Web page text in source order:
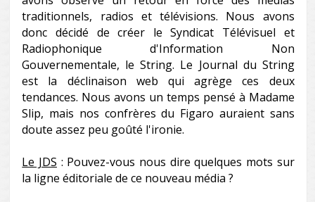
traditionnels, radios et télévisions. Nous avons
donc décidé de créer le Syndicat Télévisuel et
Radiophonique d'Information Non
Gouvernementale, le String. Le Journal du String
est la déclinaison web qui agrège ces deux
tendances. Nous avons un temps pensé à Madame
Slip, mais nos confrères du Figaro auraient sans
doute assez peu goûté l'ironie.
Le JDS : Pouvez-vous nous dire quelques mots sur
la ligne éditoriale de ce nouveau média ?